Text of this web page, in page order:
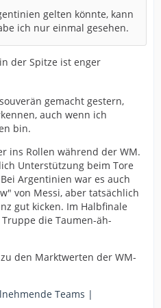
gelten könnte, kann
ich nur einmal gesehen.
der Spitze ist enger
gemacht gestern,
auch wenn ich
bin.
ins Rollen während der WM.
Unterstützung beim Tore
Argentinien war es auch
von Messi, aber tatsächlich
gut kicken. Im Halbfinale
die Taumen-äh-
den Marktwerten der WM-
Teams |